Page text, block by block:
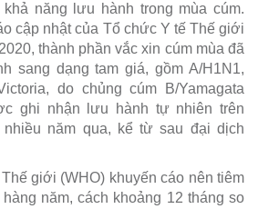
năng lưu hành trong mùa cúm.
cập nhật của Tổ chức Y tế Thế giới
thành phần vắc xin cúm mùa đã
sang dạng tam giá, gồm A/H1N1,
do chủng cúm B/Yamagata
ghi nhận lưu hành tự nhiên trên
nhiều năm qua, kể từ sau đại dịch
giới (WHO) khuyến cáo nên tiêm
năm, cách khoảng 12 tháng so